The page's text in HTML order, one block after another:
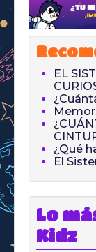
EL
¿Qué
El
Lo
Kidz